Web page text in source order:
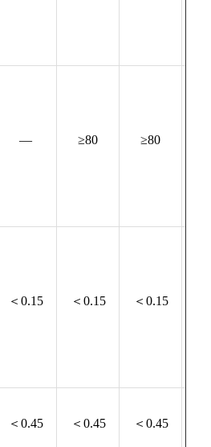
— ≥80 ≥80
＜0.15 ＜0.15 ＜0.15
＜0.45 ＜0.45 ＜0.45